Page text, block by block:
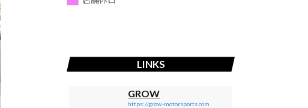
LINKS
GROW
https://grow-motorsports.com